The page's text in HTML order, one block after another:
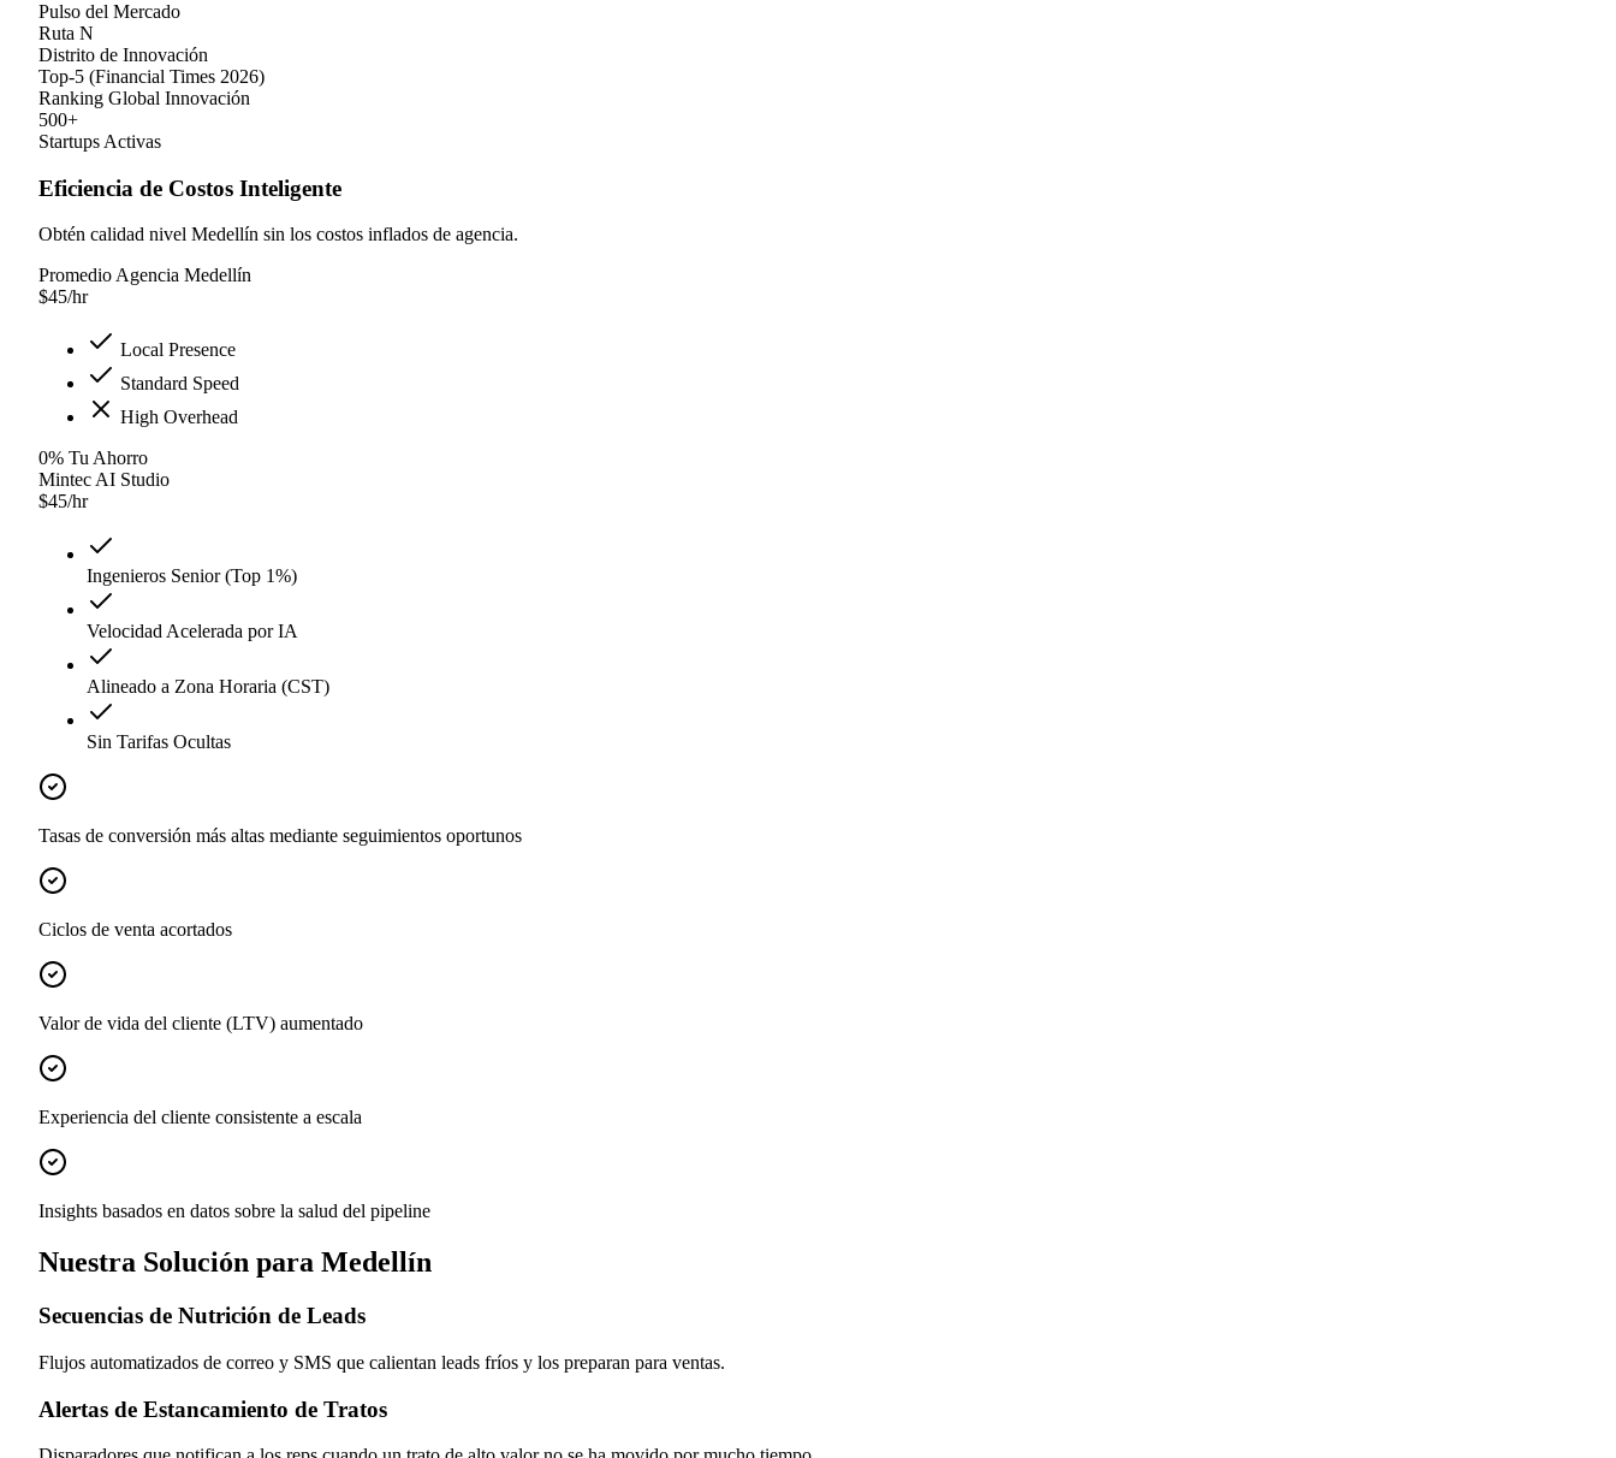
Pulso del Mercado
Ruta N
Distrito de Innovación
Top-5 (Financial Times 2026)
Ranking Global Innovación
500+
Startups Activas
Eficiencia de Costos Inteligente
Obtén calidad nivel Medellín sin los costos inflados de agencia.
Promedio Agencia Medellín
$45/hr
Local Presence
Standard Speed
High Overhead
0% Tu Ahorro
Mintec AI Studio
$45/hr
Ingenieros Senior (Top 1%)
Velocidad Acelerada por IA
Alineado a Zona Horaria (CST)
Sin Tarifas Ocultas
Tasas de conversión más altas mediante seguimientos oportunos
Ciclos de venta acortados
Valor de vida del cliente (LTV) aumentado
Experiencia del cliente consistente a escala
Insights basados en datos sobre la salud del pipeline
Nuestra Solución para Medellín
Secuencias de Nutrición de Leads
Flujos automatizados de correo y SMS que calientan leads fríos y los preparan para ventas.
Alertas de Estancamiento de Tratos